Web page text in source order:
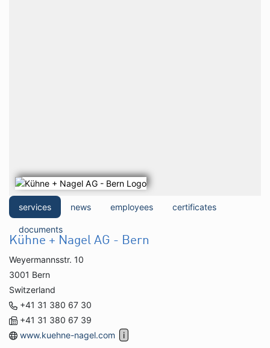
services news employees certificates
documents
Kühne + Nagel AG - Bern
Weyermannsstr. 10
3001 Bern
Switzerland
+41 31 380 67 30
+41 31 380 67 39
www.kuehne-nagel.com